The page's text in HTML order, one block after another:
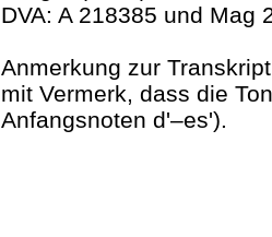
DVA: A 218385 und Mag
Anmerkung zur
mit Vermerk, dass die
Anfangsnoten d'–es').